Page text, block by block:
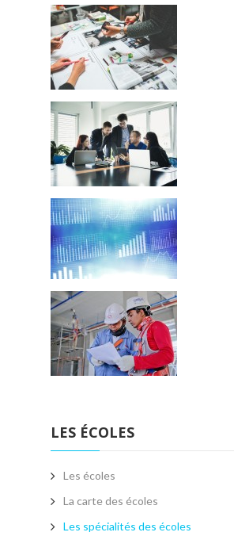
LES ÉCOLES
Les écoles
La carte des écoles
Les spécialités des écoles